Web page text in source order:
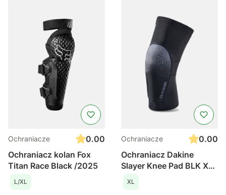
Ochraniacze
0.00
Ochraniacz kolan Fox
Titan Race Black /2025
L/XL
Ochraniacze
0.00
Ochraniacz Dakine
Slayer Knee Pad BLK XL
/2024
XL